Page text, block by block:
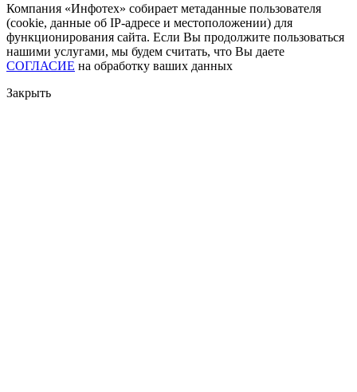
Компания «Инфотех» собирает метаданные пользователя
(cookie, данные об IP-адресе и местоположении) для
функционирования сайта. Если Вы продолжите пользоваться
нашими услугами, мы будем считать, что Вы даете
СОГЛАСИЕ на обработку ваших данных
Закрыть